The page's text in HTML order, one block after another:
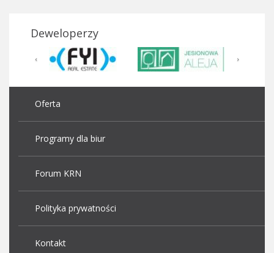
Deweloperzy
Oferta
Programy dla biur
Forum KRN
Polityka prywatności
Kontakt